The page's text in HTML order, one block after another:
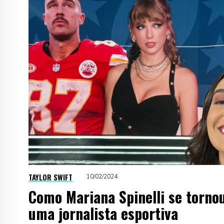
TAYLOR SWIFT 10/02/2024
Como Mariana Spinelli se
uma jornalista esportiva